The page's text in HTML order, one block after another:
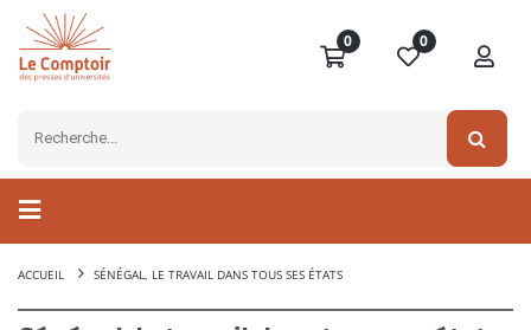
0 0
ACCUEIL SÉNÉGAL, LE TRAVAIL DANS TOUS SES ÉTATS